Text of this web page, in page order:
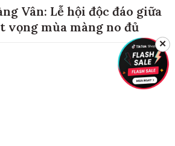
Vân: Lễ hội độc đáo giữa
vọng mùa màng no đủ
✕